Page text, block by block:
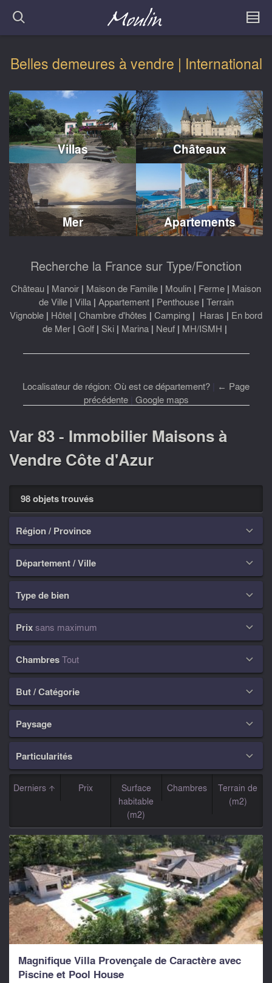
Belles demeures à vendre | International
Villas Châteaux
Mer Apartements
Recherche la France sur Type/Fonction
Château | Manoir | Maison de Famille | Moulin | Ferme | Maison
de Ville| Villa| Appartement| Penthouse| Terrain
Vignoble | Hôtel | Chambre d'hôtes | Camping | Haras | En bord
de Mer | Golf | Ski | Marina | Neuf | MH/ISMH |
Localisateur de région: Où est ce département?
← Page
précédente| Google maps
Var 83 - Immobilier Maisons à
Vendre Côte d'Azur
98 objets trouvés
Région / Province 
Département / Ville 
Type de bien 
Prix sans maximum 
ChambresTout 
But / Catégorie 
Paysage 
Particularités 
Derniers Prix
Surface
habitable
(m2)
Chambres
Terrain de
(m2)
Magnifique Villa Provençale de Caractère avec
Piscine et Pool House